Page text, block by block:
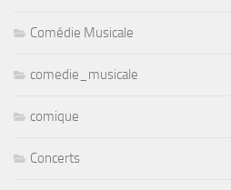
Comédie Musicale
comedie_musicale
comique
Concerts